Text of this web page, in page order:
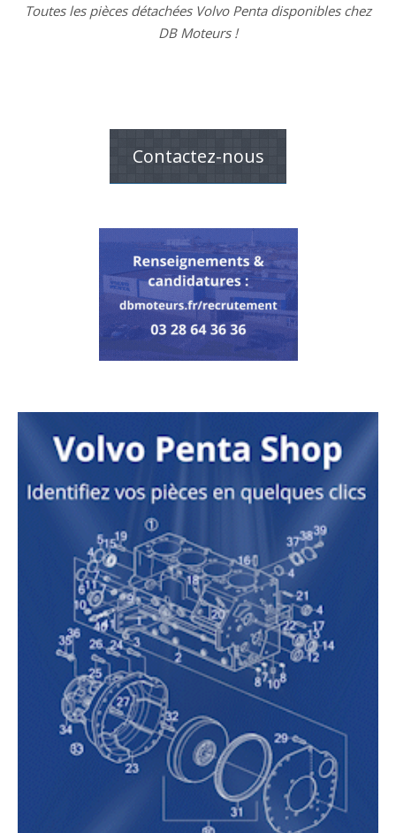
Toutes les pièces détachées Volvo Penta disponibles chez
DB Moteurs !
Contactez-nous